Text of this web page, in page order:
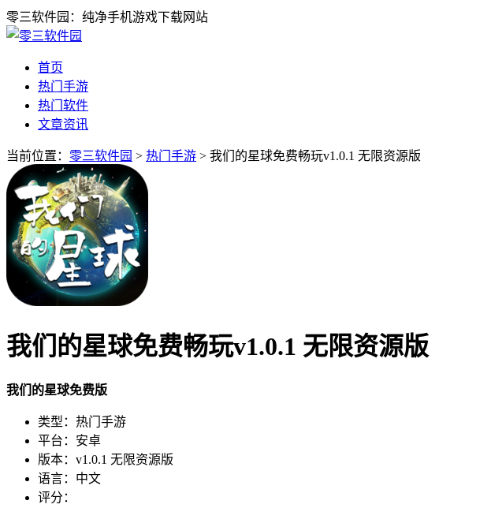
零三软件园：纯净手机游戏下载网站
首页
热门手游
热门软件
文章资讯
当前位置： 零三软件园 > 热门手游 > 我们的星球免费畅玩v1.0.1 无限资源版
我们的星球免费畅玩v1.0.1 无限资源版
我们的星球免费版
类型：热门手游
平台：安卓
版本：v1.0.1 无限资源版
语言：中文
评分：